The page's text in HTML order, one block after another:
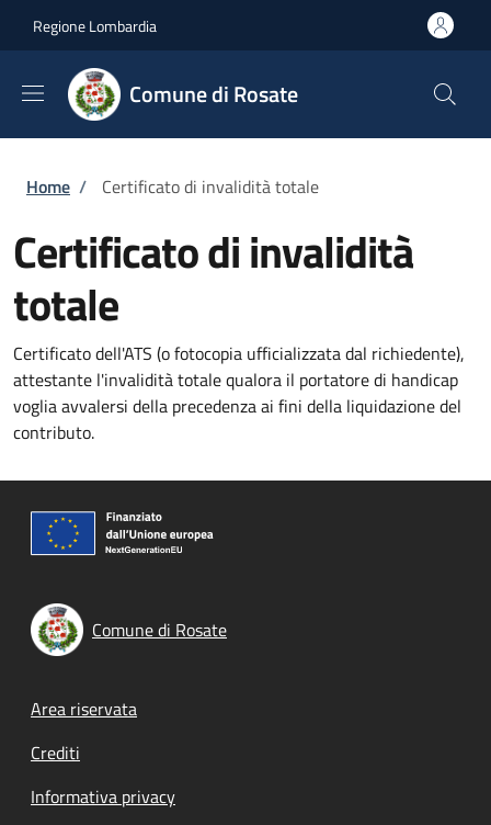
Regione Lombardia
Comune di Rosate
Briciole di pane
Home / Certificato di invalidità totale
Certificato di invalidità
totale
Certificato dell'ATS (o fotocopia ufficializzata dal richiedente),
attestante l'invalidità totale qualora il portatore di handicap
voglia avvalersi della precedenza ai fini della liquidazione del
contributo.
Comune di Rosate
Footer menu
Area riservata
Crediti
Informativa privacy